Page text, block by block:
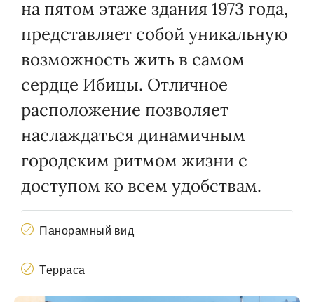
на пятом этаже здания 1973 года,
представляет собой уникальную
возможность жить в самом
сердце Ибицы. Отличное
расположение позволяет
наслаждаться динамичным
городским ритмом жизни с
доступом ко всем удобствам.
Панорамный вид
Терраса